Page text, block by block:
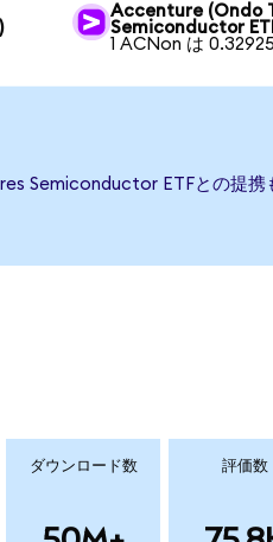
Accenture (Ondo
Semiconductor
1 ACNon は
Semiconductor ETFとの提携
ダウンロード数 評価数